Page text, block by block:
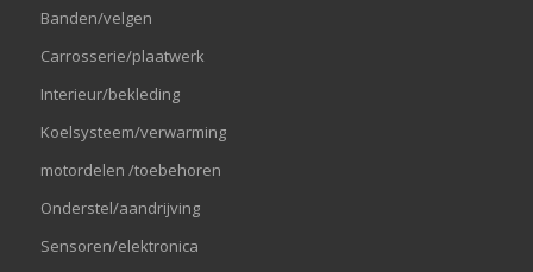
Banden/velgen
Carrosserie/plaatwerk
Interieur/bekleding
Koelsysteem/verwarming
motordelen /toebehoren
Onderstel/aandrijving
Sensoren/elektronica